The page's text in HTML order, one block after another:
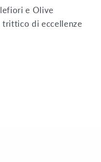
e Olive
trittico di eccellenze